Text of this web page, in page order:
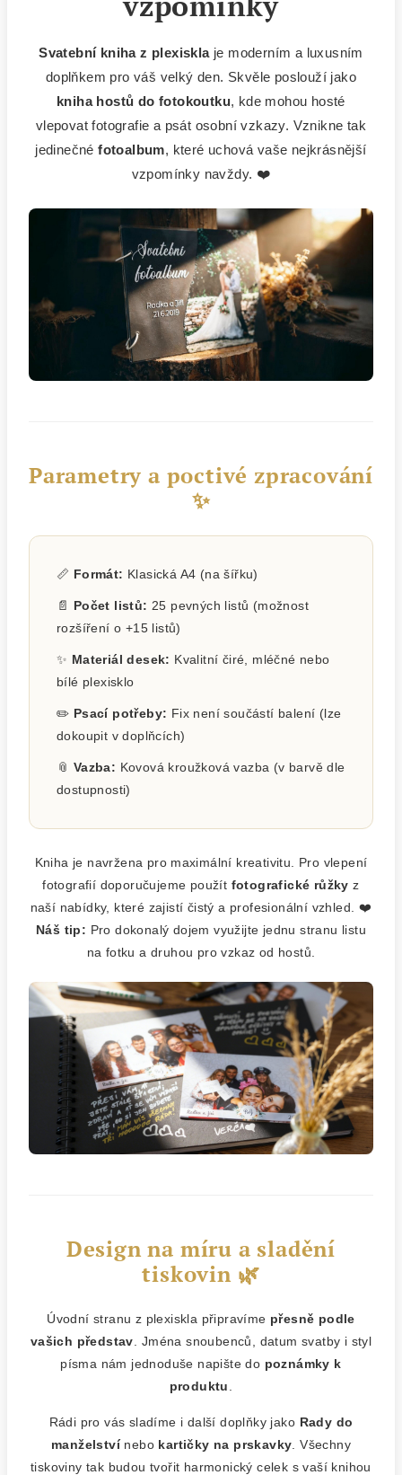
Svatební kniha z plexisklaje moderním a luxusním
doplňkem pro váš velký den. Skvěle poslouží jako
kniha hostů do fotokoutku, kde mohou hosté
vlepovat fotografie a psát osobní vzkazy. Vznikne tak
jedinečnéfotoalbum, které uchová vaše nejkrásnější
vzpomínky navždy. ❤️
Parametry a poctivé zpracování
✨
📏 Formát: Klasická A4 (na šířku)
📄 Počet listů: 25 pevných listů (možnost
rozšíření o +15 listů)
✨ Materiál desek: Kvalitní čiré, mléčné nebo
bílé plexisklo
✏️ Psací potřeby: Fix není součástí balení (lze
dokoupit v doplňcích)
📎 Vazba: Kovová kroužková vazba (v barvě dle
dostupnosti)
Kniha je navržena pro maximální kreativitu. Pro vlepení
fotografií doporučujeme použít fotografické růžky z
naší nabídky, které zajistí čistý a profesionální vzhled. ❤️
Náš tip: Pro dokonalý dojem využijte jednu stranu listu
na fotku a druhou pro vzkaz od hostů.
Design na míru a sladění
tiskovin 🌿
Úvodní stranu z plexiskla připravíme přesně podle
vašich představ . Jména snoubenců, datum svatby i styl
písma nám jednoduše napište do poznámky k
produktu
Rádi pro vás sladíme i další doplňky jako Rady do
manželstvínebo kartičky na prskavky . Všechny
tiskoviny tak budou tvořit harmonický celek s vaší knihou